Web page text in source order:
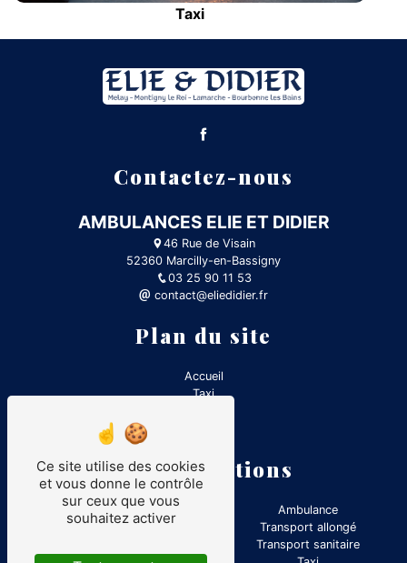
Taxi
Contactez-nous
AMBULANCES ELIE ET DIDIER
46 Rue de Visain
52360 Marcilly-en-Bassigny
03 25 90 11 53
contact@eliedidier.fr
Plan du site
Accueil
Taxi
Nos prestations
VSL
Transport médical
Ambulance
Transport allongé
Transport sanitaire
Ce site utilise des cookies
et vous donne le contrôle
sur ceux que vous
souhaitez activer